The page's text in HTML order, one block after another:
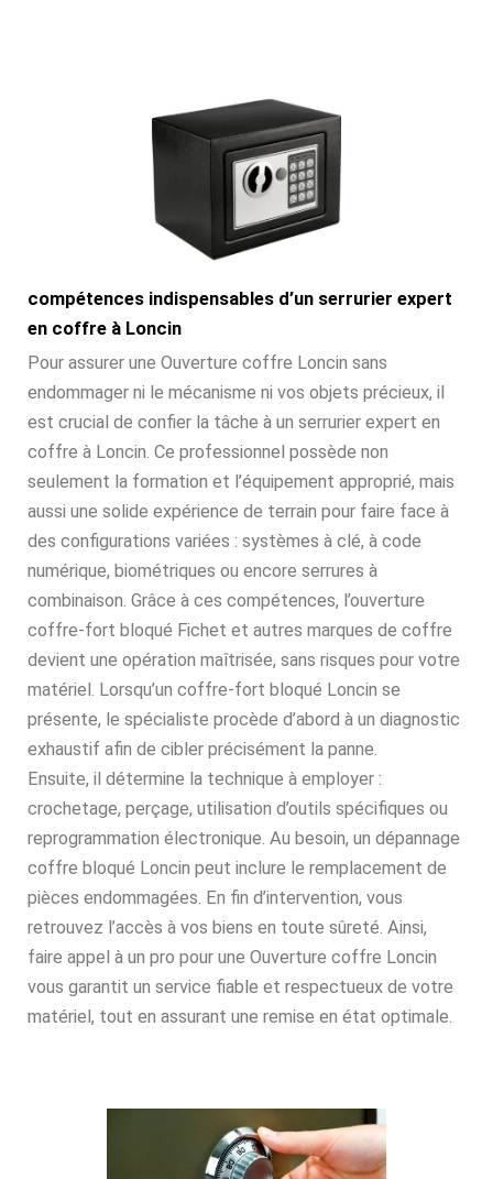
compétences indispensables d’un serrurier expert
en coffre à Loncin
Pour assurer une Ouverture coffre Loncin sans
endommager ni le mécanisme ni vos objets précieux, il
est crucial de confier la tâche à un serrurier expert en
coffre à Loncin. Ce professionnel possède non
seulement la formation et l’équipement approprié, mais
aussi une solide expérience de terrain pour faire face à
des configurations variées : systèmes à clé, à code
numérique, biométriques ou encore serrures à
combinaison. Grâce à ces compétences, l’ouverture
coffre-fort bloqué Fichet et autres marques de coffre
devient une opération maîtrisée, sans risques pour votre
matériel. Lorsqu’un coffre-fort bloqué Loncin se
présente, le spécialiste procède d’abord à un diagnostic
exhaustif afin de cibler précisément la panne.
Ensuite, il détermine la technique à employer :
crochetage, perçage, utilisation d’outils spécifiques ou
reprogrammation électronique. Au besoin, un dépannage
coffre bloqué Loncin peut inclure le remplacement de
pièces endommagées. En fin d’intervention, vous
retrouvez l’accès à vos biens en toute sûreté. Ainsi,
faire appel à un pro pour une Ouverture coffre Loncin
vous garantit un service fiable et respectueux de votre
matériel, tout en assurant une remise en état optimale.